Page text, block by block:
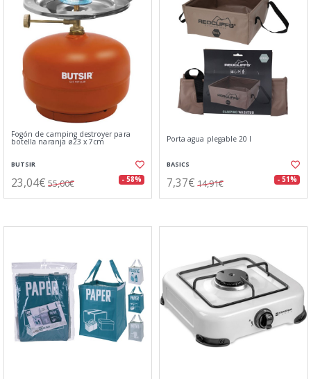
Fogón de camping destroyer para
botella naranja ø23 x 7cm
BUTSIR
23,04€ 55,00€ - 58%
Porta agua plegable 20 l
BASICS
7,37€ 14,91€ - 51%